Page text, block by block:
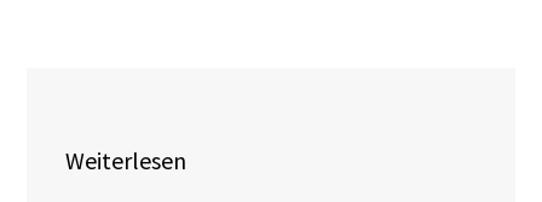
Weiterlesen